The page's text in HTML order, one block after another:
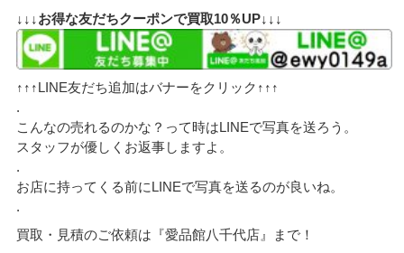
↓↓↓お得な友だちクーポンで買取10％UP↓↓↓
↑↑↑LINE友だち追加はバナーをクリック↑↑↑
.
こんなの売れるのかな？って時はLINEで写真を送ろう。
スタッフが優しくお返事しますよ。
.
お店に持ってくる前にLINEで写真を送るのが良いね。
.
買取・見積のご依頼は『愛品館八千代店』まで！